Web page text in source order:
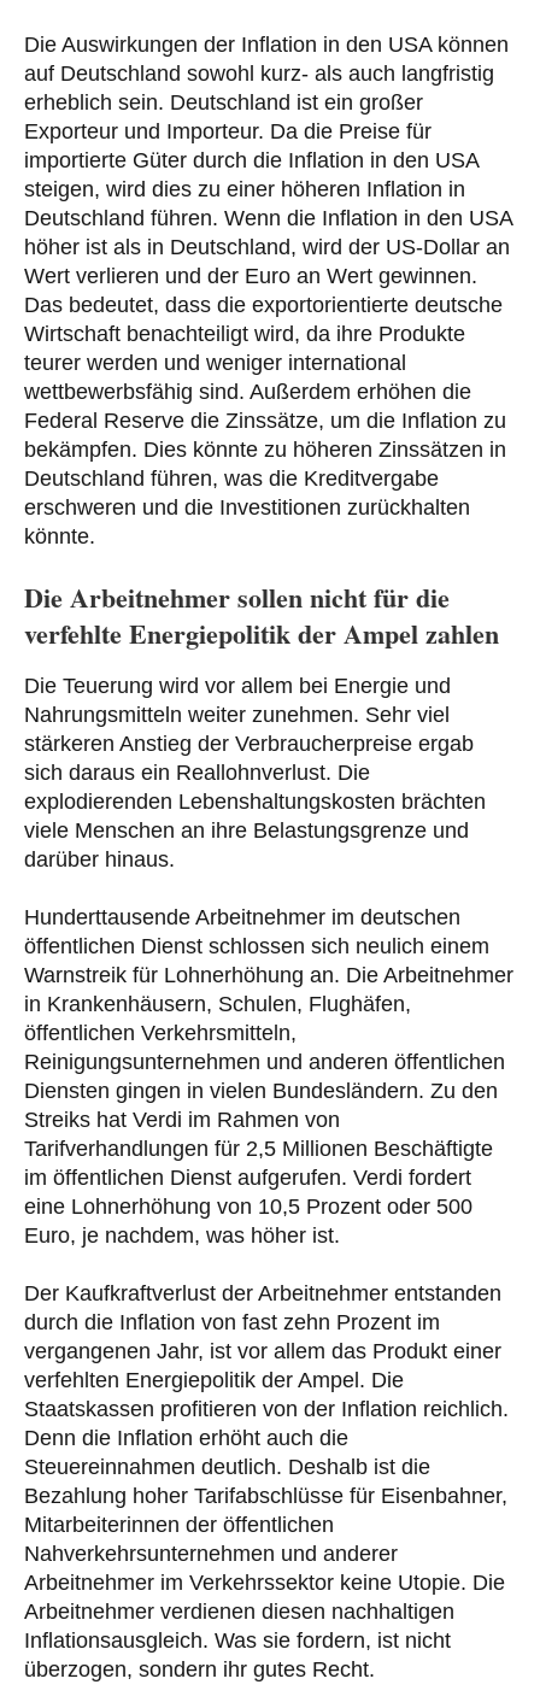
Die Auswirkungen der Inflation in den USA können
auf Deutschland sowohl kurz- als auch langfristig
erheblich sein. Deutschland ist ein großer
Exporteur und Importeur. Da die Preise für
importierte Güter durch die Inflation in den USA
steigen, wird dies zu einer höheren Inflation in
Deutschland führen. Wenn die Inflation in den USA
höher ist als in Deutschland, wird der US-Dollar an
Wert verlieren und der Euro an Wert gewinnen.
Das bedeutet, dass die exportorientierte deutsche
Wirtschaft benachteiligt wird, da ihre Produkte
teurer werden und weniger international
wettbewerbsfähig sind. Außerdem erhöhen die
Federal Reserve die Zinssätze, um die Inflation zu
bekämpfen. Dies könnte zu höheren Zinssätzen in
Deutschland führen, was die Kreditvergabe
erschweren und die Investitionen zurückhalten
könnte.
Die Arbeitnehmer sollen nicht für die
verfehlte Energiepolitik der Ampel zahlen
Die Teuerung wird vor allem bei Energie und
Nahrungsmitteln weiter zunehmen. Sehr viel
stärkeren Anstieg der Verbraucherpreise ergab
sich daraus ein Reallohnverlust. Die
explodierenden Lebenshaltungskosten brächten
viele Menschen an ihre Belastungsgrenze und
darüber hinaus.
Hunderttausende Arbeitnehmer im deutschen
öffentlichen Dienst schlossen sich neulich einem
Warnstreik für Lohnerhöhung an. Die Arbeitnehmer
in Krankenhäusern, Schulen, Flughäfen,
öffentlichen Verkehrsmitteln,
Reinigungsunternehmen und anderen öffentlichen
Diensten gingen in vielen Bundesländern. Zu den
Streiks hat Verdi im Rahmen von
Tarifverhandlungen für 2,5 Millionen Beschäftigte
im öffentlichen Dienst aufgerufen. Verdi fordert
eine Lohnerhöhung von 10,5 Prozent oder 500
Euro, je nachdem, was höher ist.
Der Kaufkraftverlust der Arbeitnehmer entstanden
durch die Inflation von fast zehn Prozent im
vergangenen Jahr, ist vor allem das Produkt einer
verfehlten Energiepolitik der Ampel. Die
Staatskassen profitieren von der Inflation reichlich.
Denn die Inflation erhöht auch die
Steuereinnahmen deutlich. Deshalb ist die
Bezahlung hoher Tarifabschlüsse für Eisenbahner,
Mitarbeiterinnen der öffentlichen
Nahverkehrsunternehmen und anderer
Arbeitnehmer im Verkehrssektor keine Utopie. Die
Arbeitnehmer verdienen diesen nachhaltigen
Inflationsausgleich. Was sie fordern, ist nicht
überzogen, sondern ihr gutes Recht.